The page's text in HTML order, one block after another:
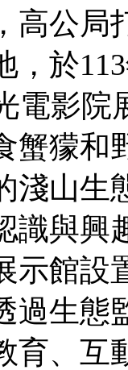
高公局
，於
電影
蟹獴和
淺山生
識與興
示館設
過生態
育、互